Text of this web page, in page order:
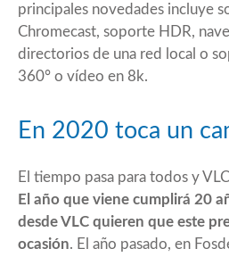
principales novedades incluye
Chromecast, soporte HDR,
directorios de una red local o
360° o vídeo en 8k.
En 2020 toca un
El tiempo pasa para todos y
El año que viene cumplirá 20
desde VLC quieren que este
ocasión. El año pasado, en